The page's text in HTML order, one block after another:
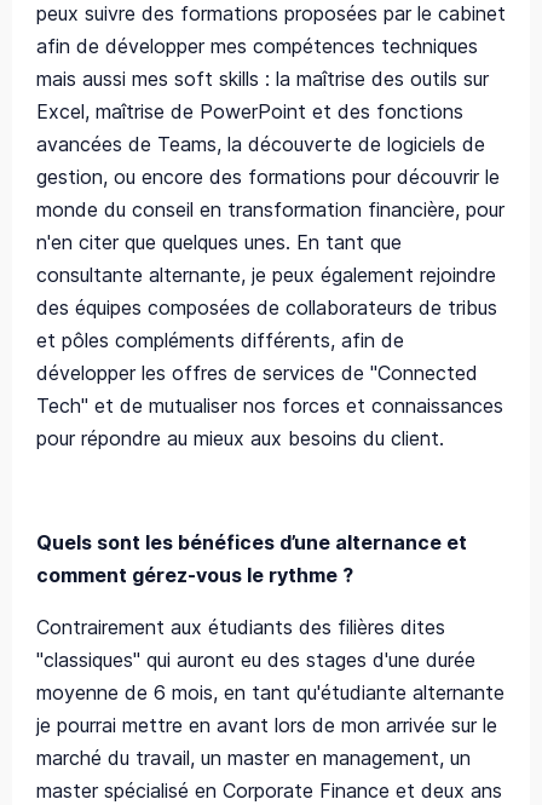
peux suivre des formations proposées par le cabinet
afin de développer mes compétences techniques
mais aussi mes soft skills : la maîtrise des outils sur
Excel, maîtrise de PowerPoint et des fonctions
avancées de Teams, la découverte de logiciels de
gestion, ou encore des formations pour découvrir le
monde du conseil en transformation financière, pour
n'en citer que quelques unes. En tant que
consultante alternante, je peux également rejoindre
des équipes composées de collaborateurs de tribus
et pôles compléments différents, afin de
développer les offres de services de "Connected
Tech" et de mutualiser nos forces et connaissances
pour répondre au mieux aux besoins du client.
Quels sont les bénéfices d’une alternance et
comment gérez-vous le rythme ?
Contrairement aux étudiants des filières dites
"classiques" qui auront eu des stages d'une durée
moyenne de 6 mois, en tant qu'étudiante alternante
je pourrai mettre en avant lors de mon arrivée sur le
marché du travail, un master en management, un
master spécialisé en Corporate Finance et deux ans